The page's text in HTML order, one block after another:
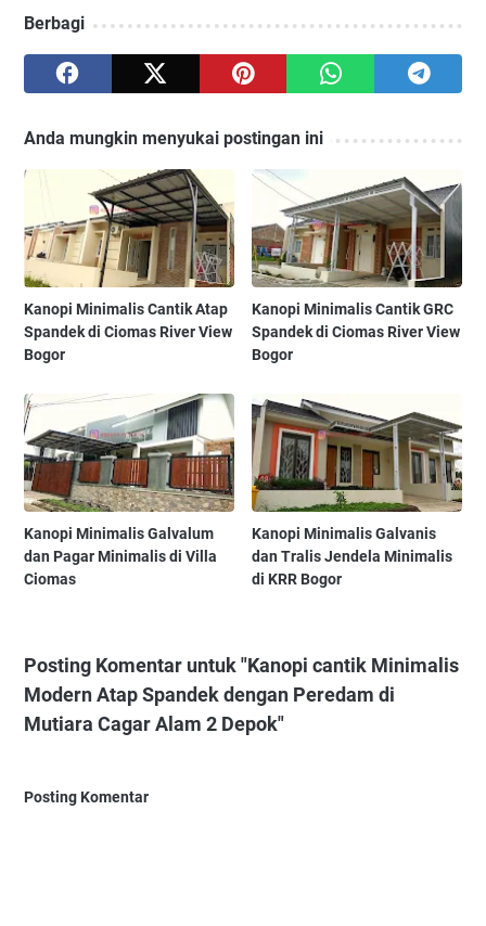
Berbagi
Anda mungkin menyukai postingan ini
Kanopi Minimalis Cantik Atap
Spandek di Ciomas River View
Bogor
Kanopi Minimalis Cantik GRC
Spandek di Ciomas River View
Bogor
Kanopi Minimalis Galvalum
dan Pagar Minimalis di Villa
Ciomas
Kanopi Minimalis Galvanis
dan Tralis Jendela Minimalis
di KRR Bogor
Posting Komentar untuk "Kanopi cantik Minimalis
Modern Atap Spandek dengan Peredam di
Mutiara Cagar Alam 2 Depok"
Posting Komentar